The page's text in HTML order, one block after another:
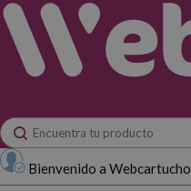
Bienvenido a Webcartucho